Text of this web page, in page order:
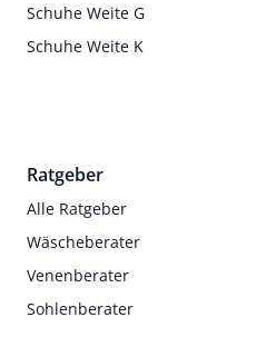
Schuhe Weite G
Schuhe Weite K
Ratgeber
Alle Ratgeber
Wäscheberater
Venenberater
Sohlenberater